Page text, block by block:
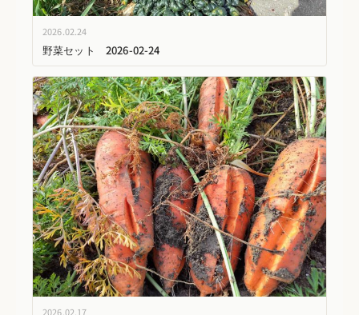
2026.02.24
野菜セット 2026-02-24
2026.02.17